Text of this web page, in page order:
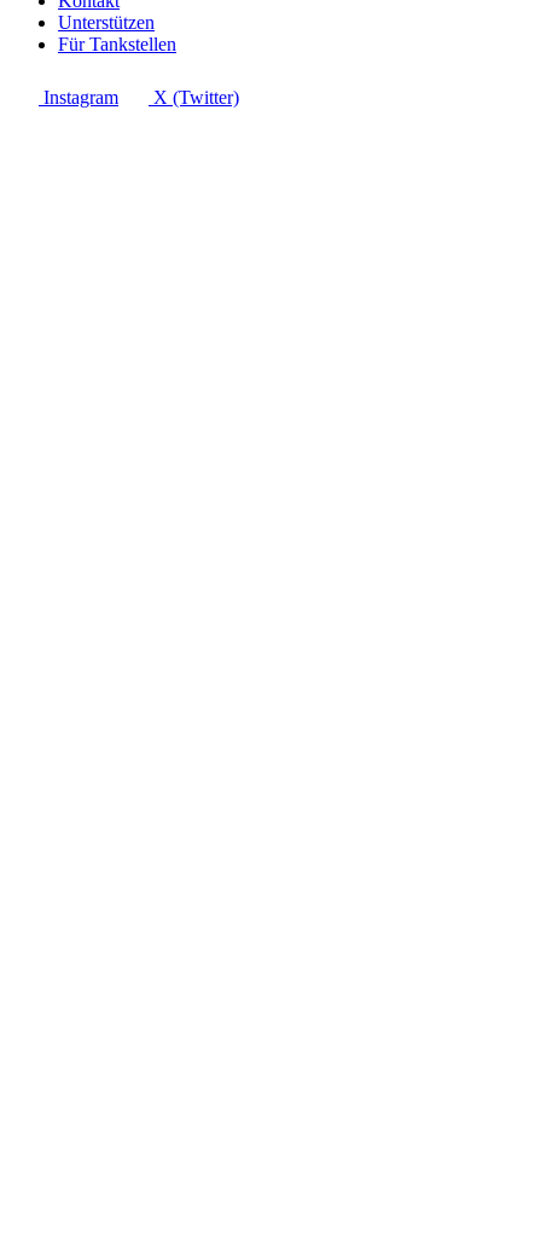
Unterstützen
Für Tankstellen
Instagram X (Twitter)